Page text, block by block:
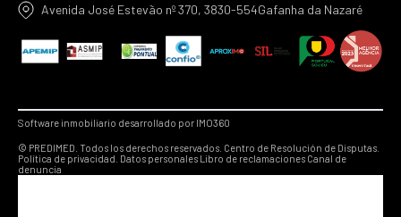
Avenida José Estevão nº 370, 3830-554Gafanha da Nazaré
Software inmobiliario desarrollado por IMO360
© PREDIMED. Todos los derechos reservados. Centro de Resolución de Disputas.
Política de privacidad. Datos personalesLibro de reclamaciones Canal de
denuncia